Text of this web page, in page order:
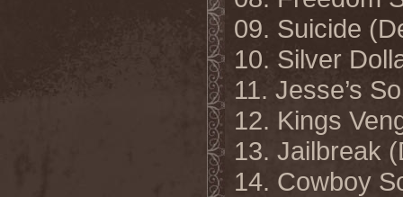
09. Suicide
10. Silver
11. Jesse’s
12. Kings
13. Jailbreak
14. Cowboy